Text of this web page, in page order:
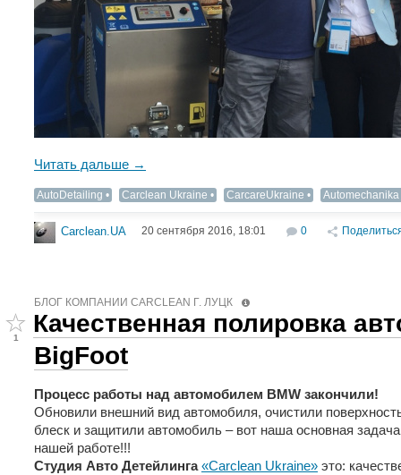
Читать дальше →
AutoDetailing‬ Carclean Ukraine CarcareUkraine
Carclean.UA 20 сентября 2016, 18:01 0
БЛОГ КОМПАНИИ СARCLEAN Г. ЛУЦК
1
Качественная полировка
BigFoot
Процесс работы над автомобилем BMW закончили!
Обновили внешний вид автомобиля, очистили
блеск и защитили автомобиль – вот наша основная
нашей работе!!!
Студия Авто Детейлинга «Carclean Ukraine» это: